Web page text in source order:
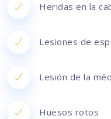
Heridas en la
Lesiones de
Lesión de la
Huesos rotos